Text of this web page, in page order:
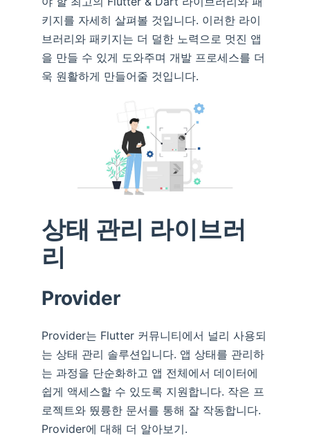
키지를 자세히 살펴볼 것입니다. 이러한 라이
브러리와 패키지는 더 덜한 노력으로 멋진 앱
을 만들 수 있게 도와주며 개발 프로세스를 더
욱 원활하게 만들어줄 것입니다.
상태 관리 라이브러
리
Provider
Provider는 Flutter 커뮤니티에서 널리 사용되
는 상태 관리 솔루션입니다. 앱 상태를 관리하
는 과정을 단순화하고 앱 전체에서 데이터에
쉽게 액세스할 수 있도록 지원합니다. 작은 프
로젝트와 뛌륭한 문서를 통해 잘 작동합니다.
Provider에 대해 더 알아보기.